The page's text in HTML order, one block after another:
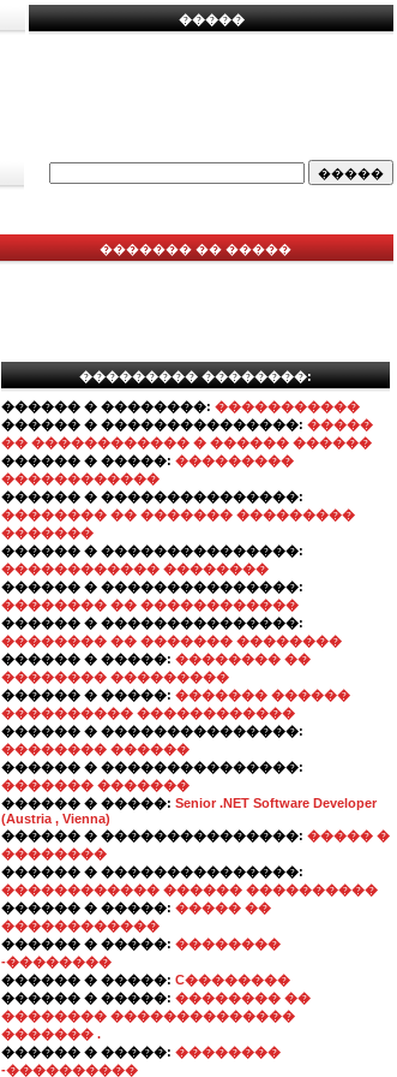
�����
������� �� �����
��������� ��������:
������ � ��������: �����������
������ � ���������������: �����
�� ������������ � ������ ������
������ � �����: ���������
������������
������ � ���������������:
�������� �� ������� ���������
�������
������ � ���������������:
������������ ��������
������ � ���������������:
�������� �� ������������
������ � ���������������:
�������� �� ������� ��������
������ � �����: �������� ��
�������� ���������
������ � �����: ������� ������
���������� ������������
������ � ���������������:
�������� ������
������ � ���������������:
������� �������
������ � �����: Senior .NET Software Developer
(Austria , Vienna)
������ � ���������������: ����� �
��������
������ � ���������������:
������������ ������ ����������
������ � �����: ����� ��
������������
������ � �����: ��������
-��������
������ � �����: C��������
������ � �����: �������� ��
�������� ��������������
������� .
������ � �����: ��������
-����������